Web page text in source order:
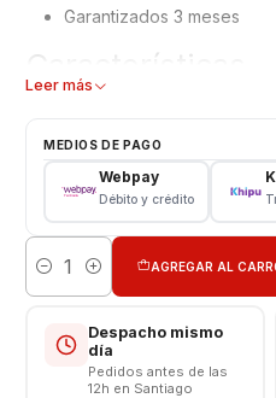
Garantizados 3 meses
Características
Color: Negro
VALOR NO INCLUYE
Leer más
MEDIOS DE PAGO
Webpay
Débito y crédito
Cantidad
AGREGAR AL
Despacho mismo
día
Pedidos antes de las
12h en Santiago